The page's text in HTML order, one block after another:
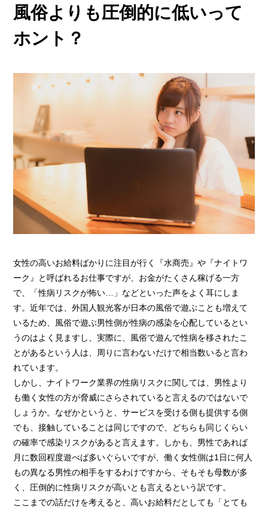
› 他店とのお給料比較
› 他店との考え方比較
› 他店との送りの比較
› VIVIDCREW十三本店
› VIVIDCREW梅田堂山店
› Madame 2nd virgin 十三
› VIVIDCREWマダム梅田店
› VIVIDCREW Pink Party Paradise
› 最低時給5,000円保証
› 完全自由出勤制
› 託児所代金全額負担
› お得な特典
› 連絡先交換、同伴アフター 一切なし！
› 出戻り大歓迎
› 出稼ぎ特典
› 県外でも送り無料
› お友達紹介キャンペーン
› 衣装・ドレス・靴 無料貸出しOK!
› お酒が飲めなくてもOK
› お給料明細公開中!
› 家具家電付デザイナーズマンション完備
風俗よりも圧倒的に低いって
ホント？
女性の高いお給料ばかりに注目が行く『水商売』や『ナイトワ
ーク』と呼ばれるお仕事ですが、お金がたくさん稼げる一方
で、「性病リスクが怖い…」などといった声をよく耳にしま
す。近年では、外国人観光客が日本の風俗で遊ぶことも増えて
いるため、風俗で遊ぶ男性側が性病の感染を心配しているとい
うのはよく見ますし、実際に、風俗で遊んで性病を移されたこ
とがあるという人は、周りに言わないだけで相当数いると言わ
れています。
しかし、ナイトワーク業界の性病リスクに関しては、男性より
も働く女性の方が脅威にさらされていると言えるのではないで
しょうか。なぜかというと、サービスを受ける側も提供する側
でも、接触していることは同じですので、どちらも同じくらい
の確率で感染リスクがあると言えます。しかも、男性であれば
月に数回程度遊べば多いぐらいですが、働く女性側は1日に何人
もの異なる男性の相手をするわけですから、そもそも母数が多
く、圧倒的に性病リスクが高いとも言えるという訳です。
ここまでの話だけを考えると、高いお給料だとしても「とても